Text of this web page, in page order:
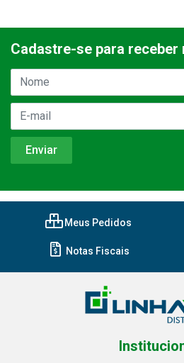
Cadastre-se para
Meus Pedidos
Notas Fiscais